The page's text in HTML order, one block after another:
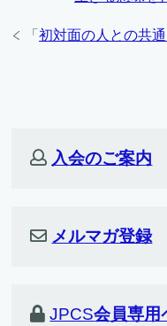
「 初対面の人との共通
入会のご案内
メルマガ登録
JPCS会員専用